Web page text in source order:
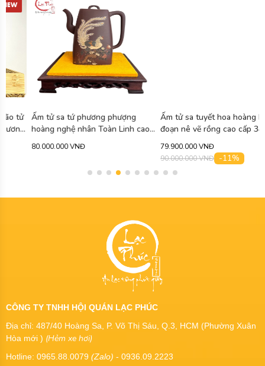
Ấm tử sa tứ phương phượng
hoàng nghệ nhân Toàn Linh cao
80.000.000 VNĐ
Ấm tử sa tuyết hoa hoàng kim
đoạn nê vẽ rồng cao cấp 340ml
79.900.000 VNĐ
90.000.000 VNĐ -11%
CÔNG TY TNHH HỘI QUÁN LẠC PHÚC
Địa chỉ: 487/40 Hoàng Sa, P. Võ Thị Sáu, Q.3, HCM (Phường Xuân
Hòa mới ) (Hẻm xe hơi)
Hotline: 0965.88.0079 (Zalo) - 0936.09.2223